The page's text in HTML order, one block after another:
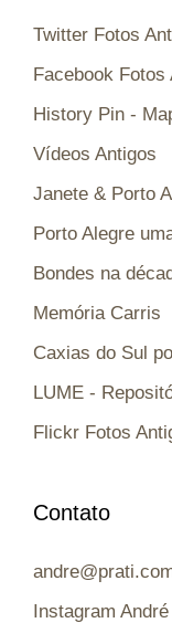
Twitter Fotos
Facebook Fotos
History Pin -
Vídeos Antigos
Janete & Porto
Porto Alegre
Bondes na
Memória Carris
Caxias do Sul
LUME -
Flickr Fotos
Contato
Instagram